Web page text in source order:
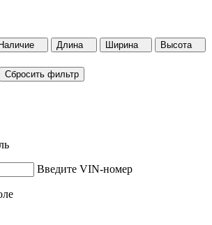
Наличие Длина Ширина
Высота
Сбросить фильтр
Введите VIN-номер